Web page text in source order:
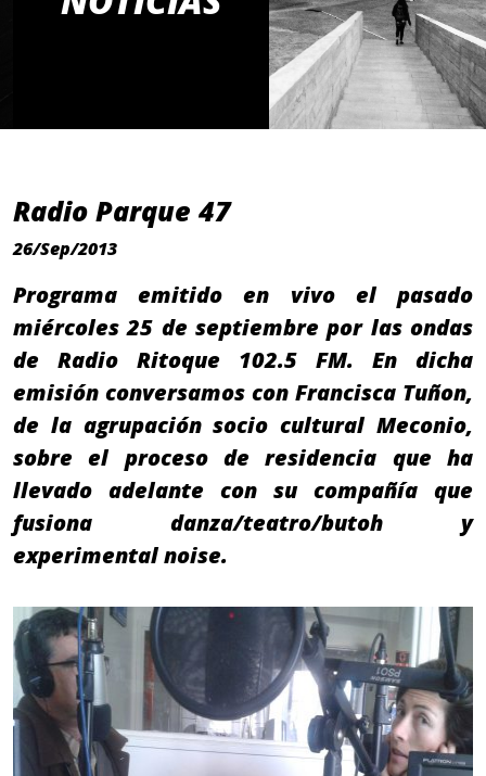
Radio Parque 47
26/Sep/2013
Programa emitido en vivo el pasado
miércoles 25 de septiembre por las ondas
de Radio Ritoque 102.5 FM. En dicha
emisión conversamos con Francisca Tuñon,
de la agrupación socio cultural Meconio,
sobre el proceso de residencia que ha
llevado adelante con su compañía que
fusiona danza/teatro/butoh y
experimental noise.